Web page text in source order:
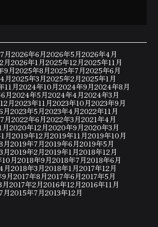
月2026年6月2026年5月2026年4月
月2026年1月2025年12月2025年11月
9月2025年8月2025年7月2025年6月
月2025年3月2025年2月2025年1月
11月2024年10月2024年9月2024年8月
月2024年5月2024年4月2024年3月
月2023年11月2023年10月2023年9月
月2023年5月2023年4月2022年11月
月2022年6月2022年3月2021年4月
月2020年12月2020年9月2020年3月
月2019年12月2019年11月2019年10月
月2019年7月2019年6月2019年5月
月2019年2月2019年1月2018年12月
10月2018年9月2018年7月2018年6月
月2018年3月2018年1月2017年12月
9月2017年8月2017年6月2017年5月
月2017年2月2016年12月2016年11月
月2015年7月2013年12月